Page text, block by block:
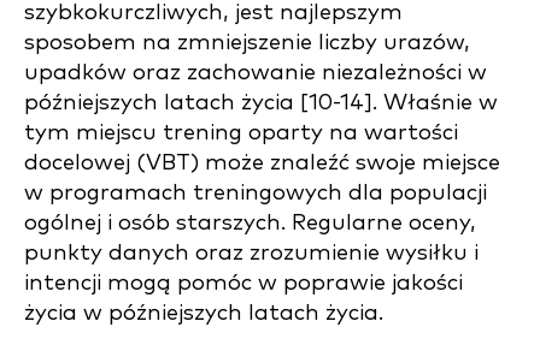
szybkokurczliwych, jest najlepszym
sposobem na zmniejszenie liczby urazów,
upadków oraz zachowanie niezależności w
późniejszych latach życia [10-14]. Właśnie w
tym miejscu trening oparty na wartości
docelowej (VBT) może znaleźć swoje miejsce
w programach treningowych dla populacji
ogólnej i osób starszych. Regularne oceny,
punkty danych oraz zrozumienie wysiłku i
intencji mogą pomóc w poprawie jakości
życia w późniejszych latach życia.